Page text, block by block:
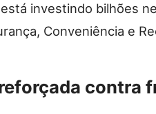
investindo bilhões
Conveniência e
contra